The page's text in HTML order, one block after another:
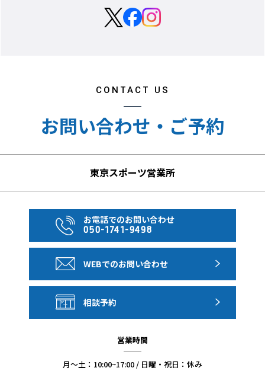
トを新規に取得したり、名前・性別・国籍のいずれかを変
更した場合や、前回ESTAを申請した際の適格性質問（は
日本国籍の方のパスポートは、米国入国日から日本に帰国
するまでの間、有効である必要があります。その他の国籍
の方が米国への渡航する場合は、通常、滞在期間＋6ヶ月
は、この「6ヶ月ルール」が免除されます。
【ホテル宿泊時のお預かり金（デポジット）について】
ホテルチェックインの際に、ホテル側から滞在中の保証と
してクレジットカードでデポジット（預かり金）をいただ
く制度があります。（金額はホテルにより異なります）
られますので、チェックアウト時にまとめて精算・返金さ
【ホテルでの喫煙事情について】
CONTACT US
お問い合わせ・ご予約
東京スポーツ営業所
お電話でのお問い合わせ
050-1741-9498
WEBでのお問い合わせ
相談予約
営業時間
月〜土：10:00~17:00 / 日曜・祝日：休み